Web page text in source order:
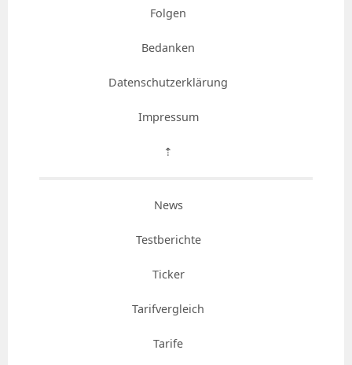
Folgen
Bedanken
Datenschutzerklärung
Impressum
⇡
News
Testberichte
Ticker
Tarifvergleich
Tarife